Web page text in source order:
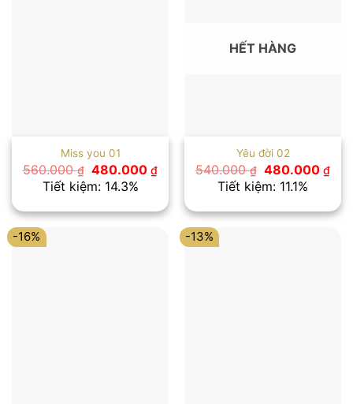
Miss you 01
560.000₫ Giá
gốc
là:
480.000₫Giá
là:
480.000 ₫.
Tiết kiệm: 14.3%
HẾT HÀNG
Yêu đời 02
540.000₫ Giá
gốc
là:
480.000₫Giá
là:
Tiết kiệm: 11.1%
-16% -13%